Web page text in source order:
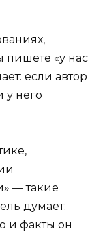
пишете «у нас
если автор
у него
— такие
думает:
и факты он